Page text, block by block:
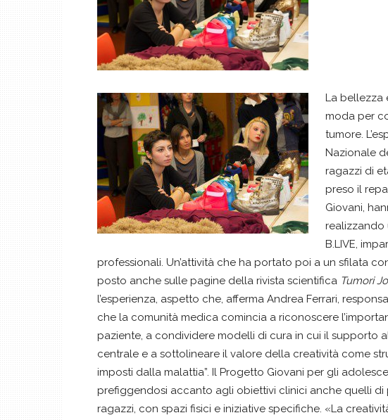
La bellezza
moda per
tumore.
Nazionale
ragazzi di
preso il
Giovani,
realizzando
B.LIVE,
professionali. Un’attività che ha portato poi a un sfilata
posto anche sulle pagine della rivista scientifica Tumori
l’esperienza, aspetto che, afferma Andrea Ferrari,
che la comunità medica comincia a riconoscere
paziente, a condividere modelli di cura in cui il supporto
centrale e a sottolineare il valore della creatività come
imposti dalla malattia”. Il Progetto Giovani per gli
prefiggendosi accanto agli obiettivi clinici anche quelli di
ragazzi, con spazi fisici e iniziative specifiche. «La